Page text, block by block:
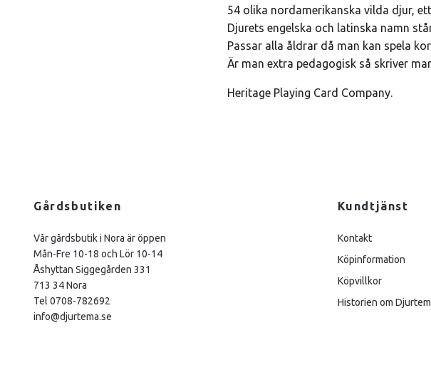
54 olika nordamerikanska vilda djur,
Djurets engelska och latinska namn
Passar alla åldrar då man kan spela
Är man extra pedagogisk så skriver
Heritage Playing Card Company.
Gårdsbutiken
Vår gårdsbutik i Nora är öppen
Mån-Fre 10-18 och Lör 10-14
Åshyttan Siggegården 331
713 34 Nora
Tel 0708-782692
info@djurtema.se
Kundtjänst
Kontakt
Köpinformation
Köpvillkor
Historien om